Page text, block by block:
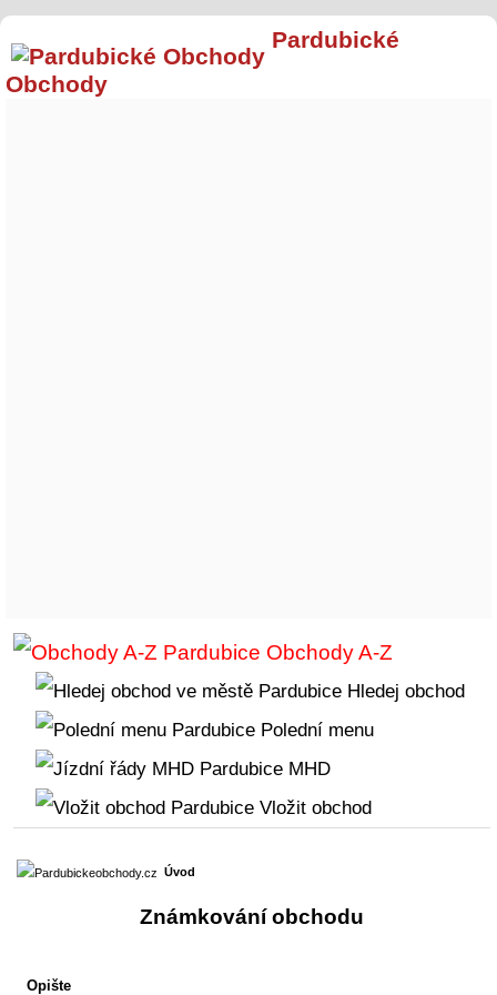
Pardubické
Obchody
Obchody A-Z
Hledej obchod
Polední menu
MHD
Vložit obchod
Úvod
Známkování obchodu
Opište